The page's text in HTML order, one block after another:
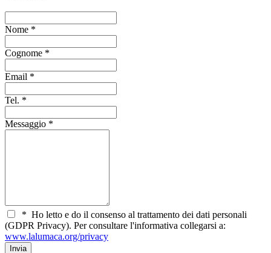
Nome *
Cognome *
Email *
Tel. *
Messaggio *
* Ho letto e do il consenso al trattamento dei dati personali
(GDPR Privacy). Per consultare l'informativa collegarsi a:
www.lalumaca.org/privacy